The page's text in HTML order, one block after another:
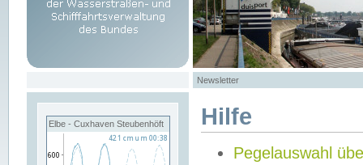
Newsletter
Elbe - Cuxhaven Steubenhöft Hilfe
Pegelauswahl